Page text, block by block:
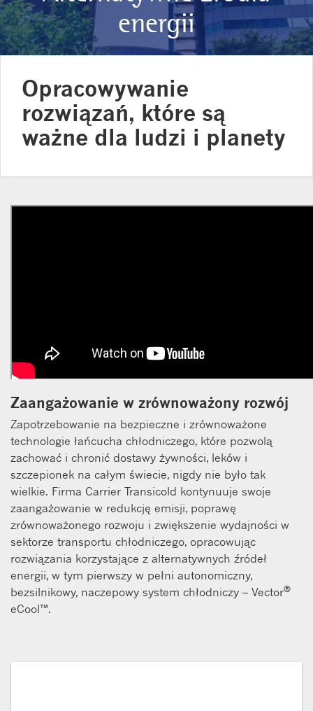
energii
Opracowywanie
rozwiązań, które są
ważne dla ludzi i planety
Zaangażowanie w zrównoważony rozwój
Zapotrzebowanie na bezpieczne i zrównoważone
technologie łańcucha chłodniczego, które pozwolą
zachować i chronić dostawy żywności, leków i
szczepionek na całym świecie, nigdy nie było tak
wielkie. Firma Carrier Transicold kontynuuje swoje
zaangażowanie w redukcję emisji, poprawę
zrównoważonego rozwoju i zwiększenie wydajności w
sektorze transportu chłodniczego, opracowując
rozwiązania korzystające z alternatywnych źródeł
energii, w tym pierwszy w pełni autonomiczny,
bezsilnikowy, naczepowy system chłodniczy – Vector®
eCool™.